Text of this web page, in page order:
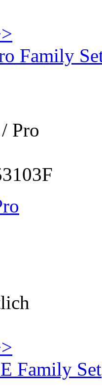
Family
Pro
Family Set